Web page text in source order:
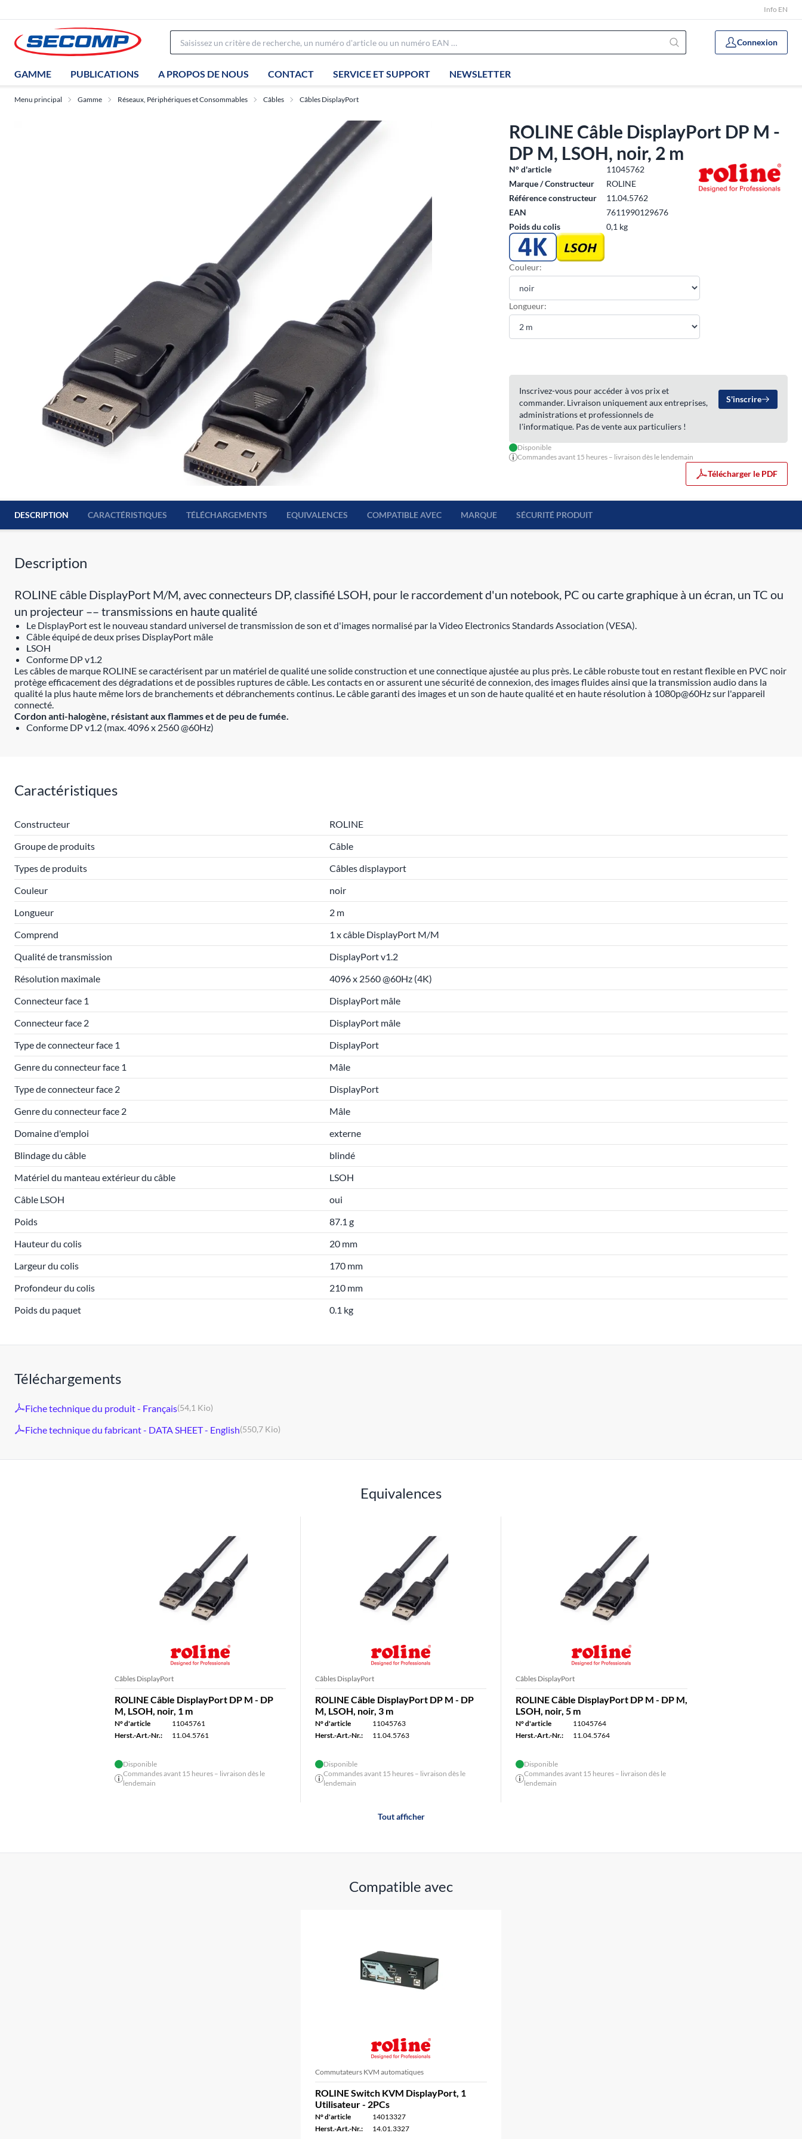
Info EN
Connexion
GAMME PUBLICATIONS A PROPOS DE NOUS CONTACT SERVICE ET SUPPORT NEWSLETTER
Menu principal Gamme Réseaux, Périphériques et Consommables Câbles Câbles DisplayPort
ROLINE Câble DisplayPort DP M -
DP M, LSOH, noir, 2 m
N° d'article
11045762
Marque / Constructeur
ROLINE
Référence constructeur
11.04.5762
EAN
7611990129676
Poids du colis
0,1 kg
Couleur:
Longueur:
Inscrivez-vous pour accéder à vos prix et
commander. Livraison uniquement aux entreprises,
administrations et professionnels de
l'informatique. Pas de vente aux particuliers !
S'inscrire
Disponible
Commandes avant 15 heures – livraison dès le lendemain
Télécharger le PDF
DESCRIPTION CARACTÉRISTIQUES TÉLÉCHARGEMENTS EQUIVALENCES COMPATIBLE AVEC MARQUE SÉCURITÉ PRODUIT
Description
ROLINE câble DisplayPort M/M, avec connecteurs DP, classifié LSOH, pour le raccordement d'un notebook, PC ou carte graphique à un écran, un TC ou
un projecteur –– transmissions en haute qualité
Le DisplayPort est le nouveau standard universel de transmission de son et d'images normalisé par la Video Electronics Standards Association (VESA).
Câble équipé de deux prises DisplayPort mâle
LSOH
Conforme DP v1.2
Les câbles de marque ROLINE se caractérisent par un matériel de qualité une solide construction et une connectique ajustée au plus près. Le câble robuste tout en restant flexible en PVC noir
protège efficacement des dégradations et de possibles ruptures de câble. Les contacts en or assurent une sécurité de connexion, des images fluides ainsi que la transmission audio dans la
qualité la plus haute même lors de branchements et débranchements continus. Le câble garanti des images et un son de haute qualité et en haute résolution à 1080p@60Hz sur l'appareil
connecté.
Cordon anti-halogène, résistant aux flammes et de peu de fumée.
Conforme DP v1.2 (max. 4096 x 2560 @60Hz)
Caractéristiques
Constructeur
ROLINE
Groupe de produits
Câble
Types de produits
Câbles displayport
Couleur
noir
Longueur
2 m
Comprend
1 x câble DisplayPort M/M
Qualité de transmission
DisplayPort v1.2
Résolution maximale
4096 x 2560 @60Hz (4K)
Connecteur face 1
DisplayPort mâle
Connecteur face 2
DisplayPort mâle
Type de connecteur face 1
DisplayPort
Genre du connecteur face 1
Mâle
Type de connecteur face 2
DisplayPort
Genre du connecteur face 2
Mâle
Domaine d'emploi
externe
Blindage du câble
blindé
Matériel du manteau extérieur du câble
LSOH
Câble LSOH
oui
Poids
87.1 g
Hauteur du colis
20 mm
Largeur du colis
170 mm
Profondeur du colis
210 mm
Poids du paquet
0.1 kg
Téléchargements
Fiche technique du produit - Français(54,1 Kio)
Fiche technique du fabricant - DATA SHEET - English(550,7 Kio)
Equivalences
Câbles DisplayPort
ROLINE Câble DisplayPort DP M - DP
M, LSOH, noir, 1 m
N° d'article
11045761
Herst.-Art.-Nr.:
11.04.5761
Disponible
Commandes avant 15 heures – livraison dès le
lendemain
Câbles DisplayPort
ROLINE Câble DisplayPort DP M - DP
M, LSOH, noir, 3 m
N° d'article
11045763
Herst.-Art.-Nr.:
11.04.5763
Disponible
Commandes avant 15 heures – livraison dès le
lendemain
Câbles DisplayPort
ROLINE Câble DisplayPort DP M - DP M,
LSOH, noir, 5 m
N° d'article
11045764
Herst.-Art.-Nr.:
11.04.5764
Disponible
Commandes avant 15 heures – livraison dès le
lendemain
Tout afficher
Compatible avec
Commutateurs KVM automatiques
ROLINE Switch KVM DisplayPort, 1
Utilisateur - 2PCs
N° d'article
14013327
Herst.-Art.-Nr.:
14.01.3327